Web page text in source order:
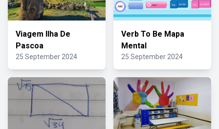
Viagem Ilha De
Pascoa
25 September 2024
Verb To Be Mapa
Mental
25 September 2024